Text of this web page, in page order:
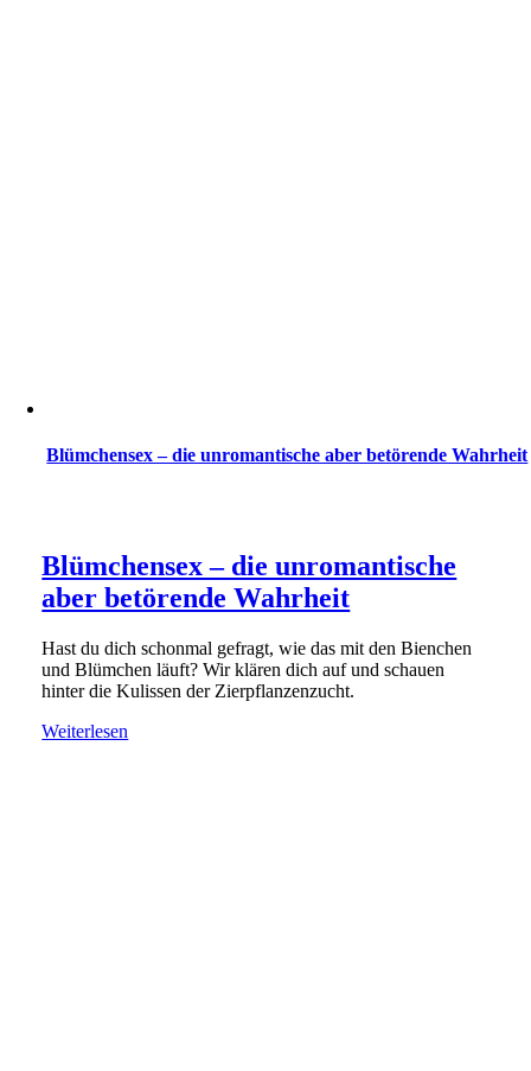
Blümchensex – die unromantische aber betörende Wahrheit
Blümchensex – die unromantische
aber betörende Wahrheit
Hast du dich schonmal gefragt, wie das mit den Bienchen
und Blümchen läuft? Wir klären dich auf und schauen
hinter die Kulissen der Zierpflanzenzucht.
Weiterlesen